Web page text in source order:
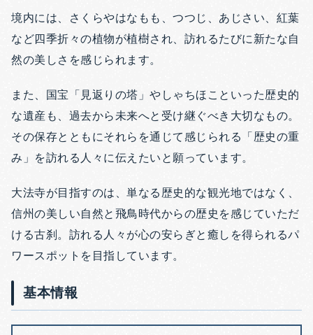
境内には、さくらやはなもも、つつじ、あじさい、紅葉
など四季折々の植物が植樹され、訪れるたびに新たな自
然の美しさを感じられます。
また、国宝「見返りの塔」やしゃちほこといった歴史的
な遺産も、過去から未来へと受け継ぐべき大切なもの。
その保存とともにそれらを通じて感じられる「歴史の重
み」を訪れる人々に伝えたいと願っています。
大法寺が目指すのは、単なる歴史的な観光地ではなく、
信州の美しい自然と飛鳥時代からの歴史を感じていただ
ける古刹。訪れる人々が心の安らぎと癒しを得られるパ
ワースポットを目指しています。
基本情報